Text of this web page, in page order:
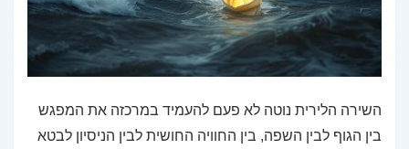
השירה הלירית נוטה לא פעם להעמיד במרכזה את המפגש
בין הגוף לבין השפה, בין החוויה החושית לבין הניסיון לבטא